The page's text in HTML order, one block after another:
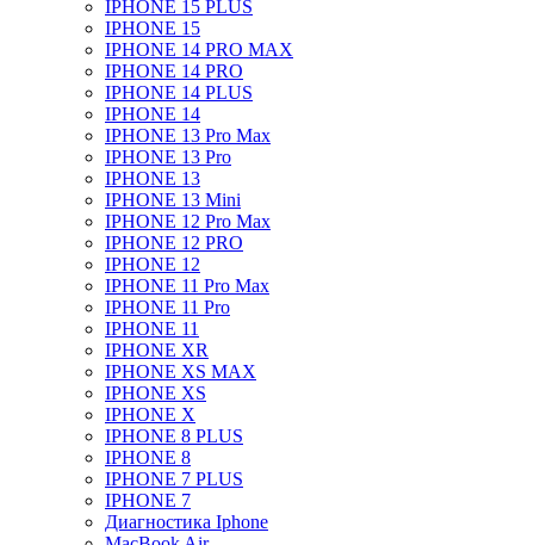
IPHONE 15 PLUS
IPHONE 15
IPHONE 14 PRO MAX
IPHONE 14 PRO
IPHONE 14 PLUS
IPHONE 14
IPHONE 13 Pro Max
IPHONE 13 Pro
IPHONE 13
IPHONE 13 Mini
IPHONE 12 Pro Max
IPHONE 12 PRO
IPHONE 12
IPHONE 11 Pro Max
IPHONE 11 Pro
IPHONE 11
IPHONE XR
IPHONE XS MAX
IPHONE XS
IPHONE X
IPHONE 8 PLUS
IPHONE 8
IPHONE 7 PLUS
IPHONE 7
Диагностика Iphone